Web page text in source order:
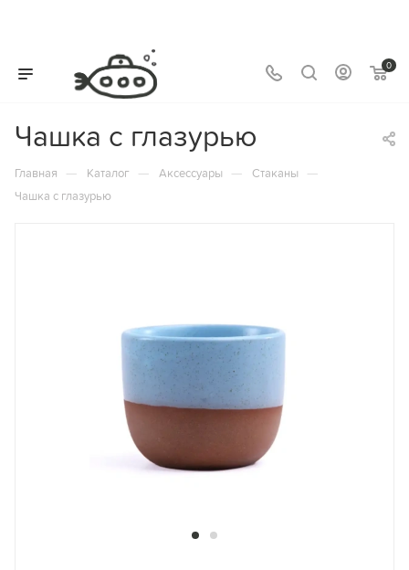
0
Чашка с глазурью
Главная — Каталог — Аксессуары — Стаканы —
Чашка с глазурью